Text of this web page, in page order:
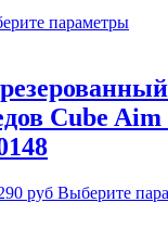
параметры
Cube Aim
руб Выберите